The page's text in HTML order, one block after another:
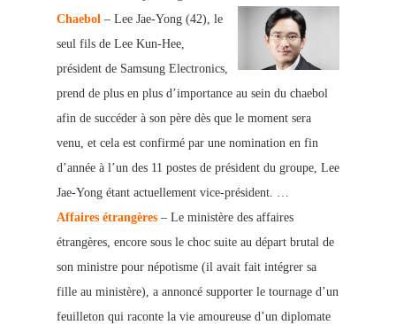
Chaebol – Lee Jae-Yong (42), le
seul fils de Lee Kun-Hee,
président de Samsung Electronics,
prend de plus en plus d’importance au sein du chaebol
afin de succéder à son père dès que le moment sera
venu, et cela est confirmé par une nomination en fin
d’année à l’un des 11 postes de président du groupe, Lee
Jae-Yong étant actuellement vice-président. …
Affaires étrangères – Le ministère des affaires
étrangères, encore sous le choc suite au départ brutal de
son ministre pour népotisme (il avait fait intégrer sa
fille au ministère), a annoncé supporter le tournage d’un
feuilleton qui raconte la vie amoureuse d’un diplomate